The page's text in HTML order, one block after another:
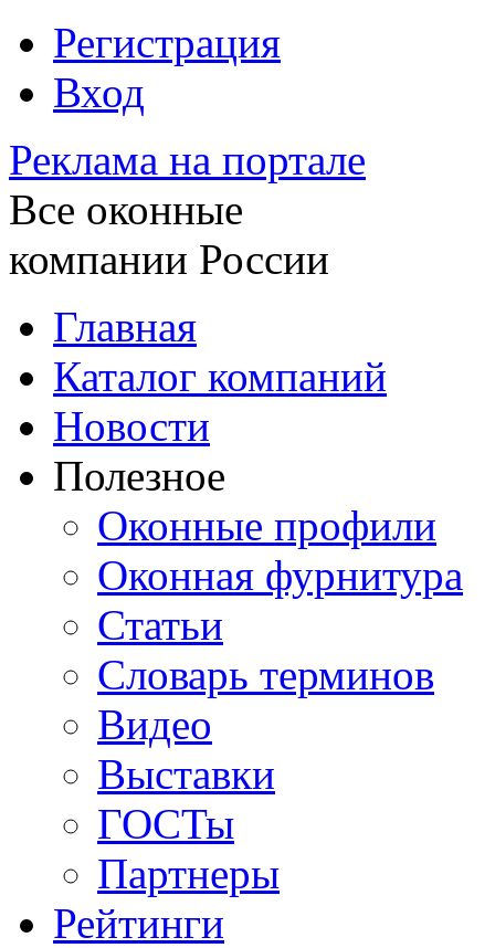
Регистрация
Вход
Реклама на портале
Все оконные
компании России
Главная
Каталог компаний
Новости
Полезное
Оконные профили
Оконная фурнитура
Статьи
Словарь терминов
Видео
Выставки
ГОСТы
Партнеры
Рейтинги